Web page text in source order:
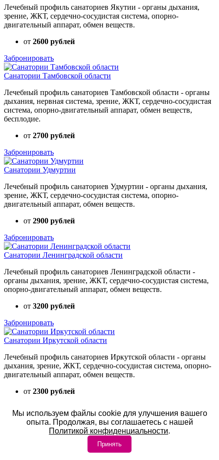
Лечебный профиль санаториев Якутии - органы дыхания,
зрение, ЖКТ, сердечно-сосудистая система, опорно-
двигательный аппарат, обмен веществ.
от 2600 рублей
Забронировать
Санатории Тамбовской области
Лечебный профиль санаториев Тамбовской области - органы
дыхания, нервная система, зрение, ЖКТ, сердечно-сосудистая
система, опорно-двигательный аппарат, обмен веществ,
бесплодие.
от 2700 рублей
Забронировать
Санатории Удмуртии
Лечебный профиль санаториев Удмуртии - органы дыхания,
зрение, ЖКТ, сердечно-сосудистая система, опорно-
двигательный аппарат, обмен веществ.
от 2900 рублей
Забронировать
Санатории Ленинградской области
Лечебный профиль санаториев Ленинградской области -
органы дыхания, зрение, ЖКТ, сердечно-сосудистая система,
опорно-двигательный аппарат, обмен веществ.
от 3200 рублей
Забронировать
Санатории Иркутской области
Лечебный профиль санаториев Иркутской области - органы
дыхания, зрение, ЖКТ, сердечно-сосудистая система, опорно-
двигательный аппарат, обмен веществ.
от 2300 рублей
Санатории Псковской области
Лечебный профиль санаториев Псковской области - органы
дыхания, зрение, ЖКТ, сердечно-сосудистая система, опорно-
Мы используем файлы cookie для улучшения вашего
опыта. Продолжая, вы соглашаетесь с нашей
Политикой конфиденциальности.
Принять